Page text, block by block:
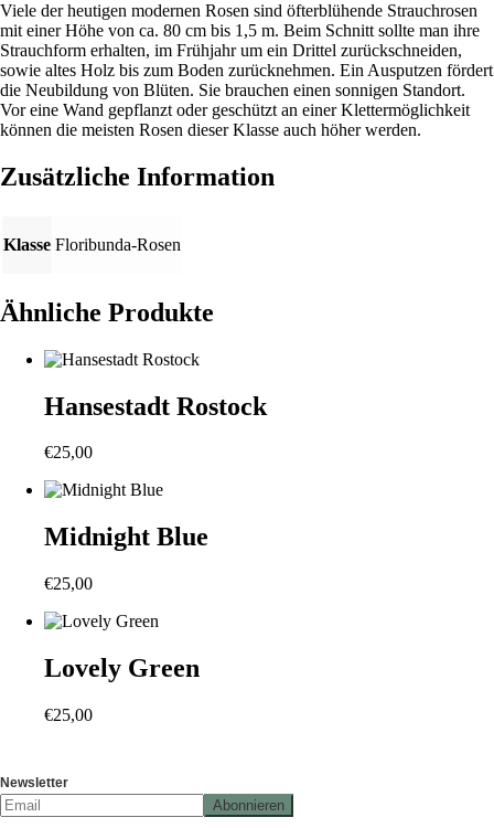
Viele der heutigen modernen Rosen sind öfterblühende Strauchrosen
mit einer Höhe von ca. 80 cm bis 1,5 m. Beim Schnitt sollte man ihre
Strauchform erhalten, im Frühjahr um ein Drittel zurückschneiden,
sowie altes Holz bis zum Boden zurücknehmen. Ein Ausputzen fördert
die Neubildung von Blüten. Sie brauchen einen sonnigen Standort.
Vor eine Wand gepflanzt oder geschützt an einer Klettermöglichkeit
können die meisten Rosen dieser Klasse auch höher werden.
Zusätzliche Information
Klasse Floribunda-Rosen
Ähnliche Produkte
Hansestadt Rostock
€25,00
Midnight Blue
€25,00
Lovely Green
€25,00
Newsletter